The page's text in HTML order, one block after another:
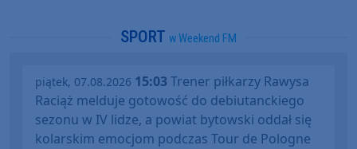
SPORT w Weekend FM
piątek, 07.08.2026 15:03Trener piłkarzy Rawysa
Raciąż melduje gotowość do debiutanckiego
sezonu w IV lidze, a powiat bytowski oddał się
kolarskim emocjom podczas Tour de Pologne